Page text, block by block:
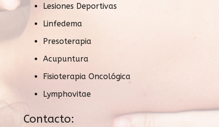
Lesiones Deportivas
Linfedema
Presoterapia
Acupuntura
Fisioterapia Oncológica
Lymphovitae
Contacto: